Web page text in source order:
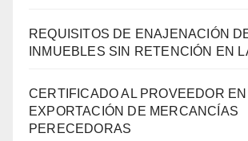
REQUISITOS DE ENAJENACIÓN
INMUEBLES SIN RETENCIÓN EN
CERTIFICADO AL PROVEEDOR EN
EXPORTACIÓN DE MERCANCÍAS
PERECEDORAS